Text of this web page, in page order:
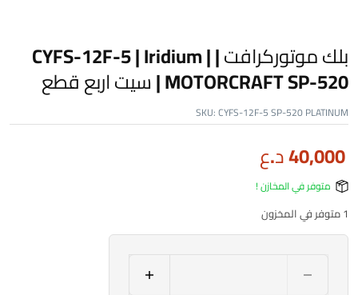
بلك موتوركرافت | CYFS-12F-5 | Iridium |
MOTORCRAFT SP-520 | سيت اربع قطع
SKU:CYFS-12F-5 SP-520 PLATINUM
40,000د.ع
متوفر في المخازن !
1 متوفر في المخزون